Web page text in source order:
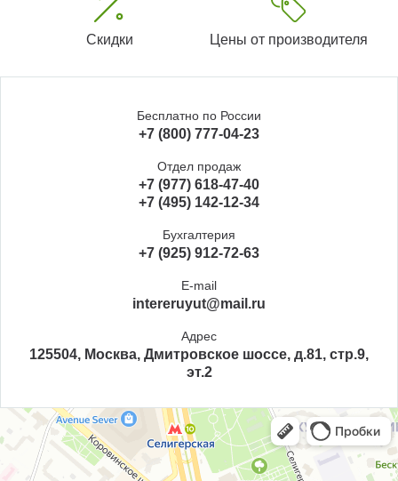
Скидки Цены от производителя
Бесплатно по России
+7 (800) 777-04-23
Отдел продаж
+7 (977) 618-47-40
+7 (495) 142-12-34
Бухгалтерия
+7 (925) 912-72-63
E-mail
intereruyut@mail.ru
Адрес
125504, Москва, Дмитровское шоссе, д.81, стр.9,
эт.2